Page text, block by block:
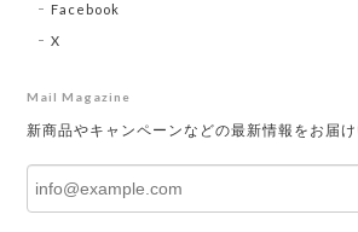
Facebook
X
Mail Magazine
新商品やキャンペーンなどの最新情報をお届け